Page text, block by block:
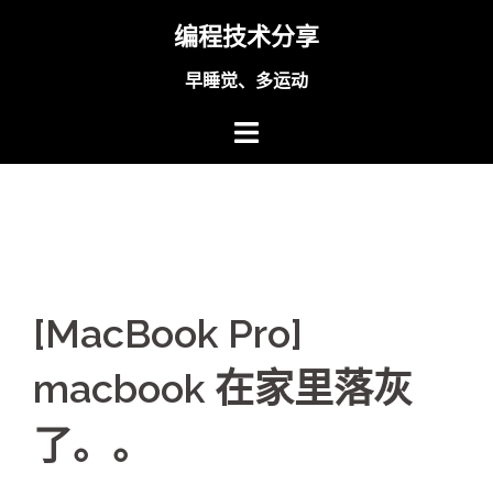
编程技术分享
早睡觉、多运动
[MacBook Pro]
macbook 在家里落灰
了。。